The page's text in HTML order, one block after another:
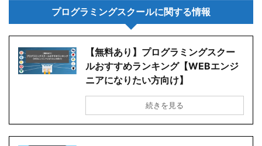
プログラミングスクールに関する情報
【無料あり】プログラミングスクー
ルおすすめランキング【WEBエンジ
ニアになりたい方向け】
続きを見る